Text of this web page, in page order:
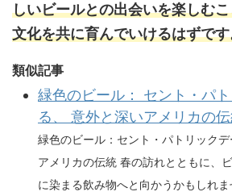
しいビールとの出会いを楽しむ
文化を共に育んでいけるはずで
類似記事
緑色のビール： セント・パ
る、 意外と深いアメリカの
緑色のビール：セント・パトリック
アメリカの伝統 春の訪れとともに、
に染まる飲み物へと向かうかもしれ